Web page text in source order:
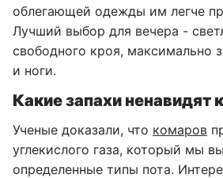
облегающей одежды им легче
Лучший выбор для вечера -
свободного кроя, максимально
и ноги.
Какие запахи ненавидят
Ученые доказали, что комаров
углекислого газа, который мы
определенные типы пота.